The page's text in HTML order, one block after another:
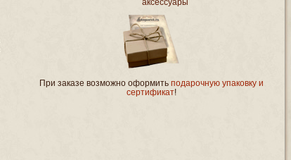
аксессуары
При заказе возможно оформить подарочную упаковку и
сертификат!